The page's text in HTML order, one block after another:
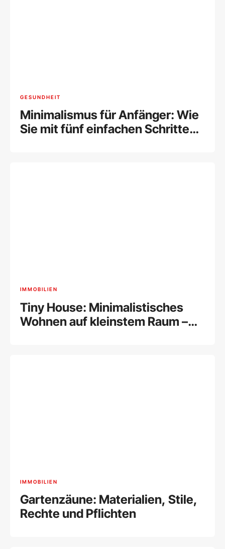
GESUNDHEIT
Minimalismus für Anfänger: Wie
Sie mit fünf einfachen Schritten
IMMOBILIEN
Tiny House: Minimalistisches
Wohnen auf kleinstem Raum –
IMMOBILIEN
Gartenzäune: Materialien, Stile,
Rechte und Pflichten